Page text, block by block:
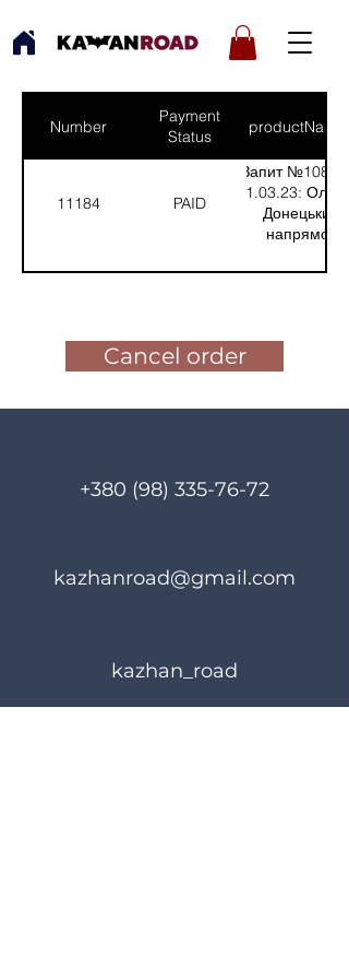
Number
Payment
Status
productNames
11184 PAID
Запит №1086
11.03.23:
Донецький
напрямок
9)
Cancel order
+380 (98) 335-76-72
kazhanroad@gmail.com
kazhan_road